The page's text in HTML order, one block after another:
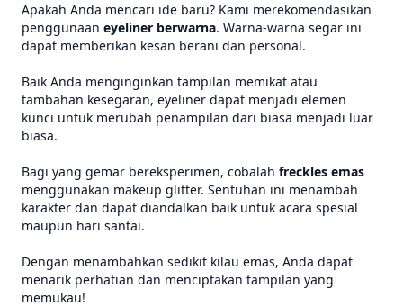
Apakah Anda mencari ide baru? Kami merekomendasikan
penggunaan eyeliner berwarna. Warna-warna segar ini
dapat memberikan kesan berani dan personal.
Baik Anda menginginkan tampilan memikat atau
tambahan kesegaran, eyeliner dapat menjadi elemen
kunci untuk merubah penampilan dari biasa menjadi luar
biasa.
Bagi yang gemar bereksperimen, cobalah freckles emas
menggunakan makeup glitter. Sentuhan ini menambah
karakter dan dapat diandalkan baik untuk acara spesial
maupun hari santai.
Dengan menambahkan sedikit kilau emas, Anda dapat
menarik perhatian dan menciptakan tampilan yang
memukau!